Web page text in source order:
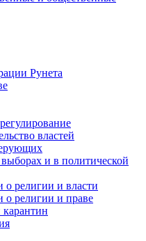
Рунета
властей
и в политической
о религии и власти
о религии и праве